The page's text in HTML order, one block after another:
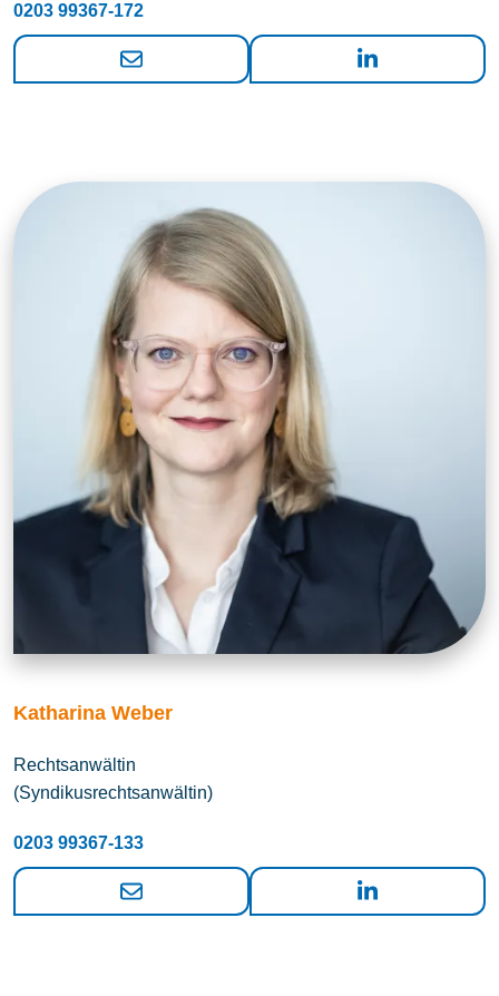
0203 99367-172
Katharina Weber
Rechtsanwältin
(Syndikusrechtsanwältin)
0203 99367-133